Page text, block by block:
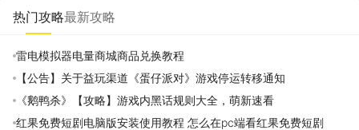
热门攻略最新攻略
雷电模拟器电量商城商品兑换教程
【公告】关于益玩渠道《蛋仔派对》游戏停运转移通知
《鹅鸭杀》【攻略】游戏内黑话规则大全，萌新速看
红果免费短剧电脑版安装使用教程 怎么在pc端看红果免费短剧